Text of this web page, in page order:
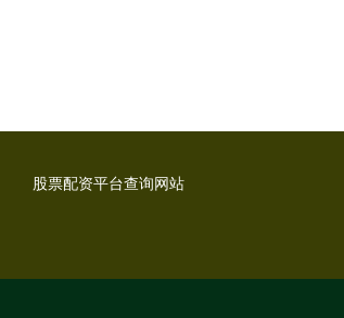
股票配资平台查询网站